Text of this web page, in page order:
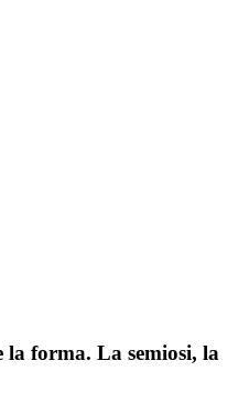
forma. La semiosi, la